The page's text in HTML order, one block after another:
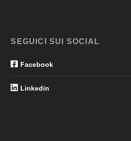
SEGUICI SUI SOCIAL
Facebook
Linkedin